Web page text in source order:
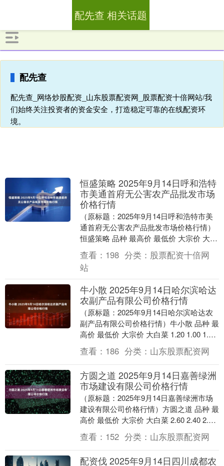
配先查
配先查_网络炒股配资_山东股票配资网_股票配资十倍网站/我
们始终关注投资者的资金安全，打造稳定可靠的在线配资环
境。
配先查 相关话题
恒盛策略 2025年9月14日呼和浩特
市美通首府无公害农产品批发市场
价格行情
（原标题：2025年9月14日呼和浩特市美
通首府无公害农产品批发市场价格行情）
恒盛策略 品种 最高价 最低价 大宗价 大白
菜 1.60 1.30 1.40 油菜....
查看： 198 分类： 股票配资十倍网
站
牛小散 2025年9月14日哈尔滨哈达
农副产品有限公司价格行情
（原标题：2025年9月14日哈尔滨哈达农
副产品有限公司价格行情）牛小散 品种 最
高价 最低价 大宗价 大白菜 1.20 1.00 1.10
油菜 6.00 5....
查看： 186 分类： 山东股票配资网
方圆之道 2025年9月14日嘉善绿洲
市场建设有限公司价格行情
（原标题：2025年9月14日嘉善绿洲市场
建设有限公司价格行情）方圆之道 品种 最
高价 最低价 大宗价 大白菜 2.60 2.40 2.50
油菜 5.00 4....
查看： 152 分类： 山东股票配资网
配资伐 2025年9月14日四川成都农